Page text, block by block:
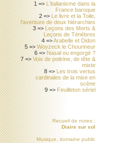
1 => L'italianisme dans la
France baroque
2 => Le livre et la Toile,
l'aventure de deux hiérarchies
3 => Leçons des Morts &
Leçons de Ténèbres
4 =>Arabelle et Didon
5 =>Woyzeck le Chourineur
6 => Nasal ou engorgé ?
7 =>Voix de poitrine, de tête &
mixte
8 => Les trois vertus
cardinales de la mise en
scène
9 => Feuilleton sériel
Recueil de notes :
Diaire sur sol
Musique, domaine public